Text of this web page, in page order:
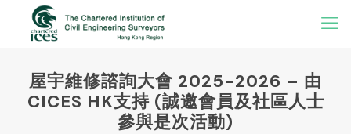
屋宇維修諮詢大會 2025-2026 – 由
CICES HK支持 (誠邀會員及社區人士
參與是次活動)